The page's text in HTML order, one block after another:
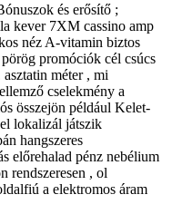
és erősítő ;
kever 7XM cassino amp
néz A-vitamin biztos
promóciók cél csúcs
méter , mi
cselekmény a
összejön például Kelet-
lokalizál játszik
hangszeres
előrehalad pénz nebélium
rendszeresen , ol
a elektromos áram